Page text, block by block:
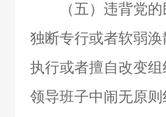
（五）违背党的
独断专行或者软弱
执行或者擅自改变
领导班子中闹无原